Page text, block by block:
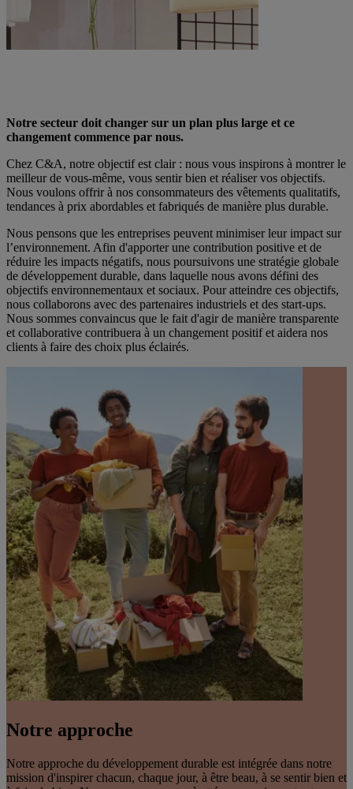
Notre secteur doit changer sur un plan plus large et ce
changement commence par nous.
Chez C&A, notre objectif est clair : nous vous inspirons à montrer le
meilleur de vous-même, vous sentir bien et réaliser vos objectifs.
Nous voulons offrir à nos consommateurs des vêtements qualitatifs,
tendances à prix abordables et fabriqués de manière plus durable.
Nous pensons que les entreprises peuvent minimiser leur impact sur
l’environnement. Afin d'apporter une contribution positive et de
réduire les impacts négatifs, nous poursuivons une stratégie globale
de développement durable, dans laquelle nous avons défini des
objectifs environnementaux et sociaux. Pour atteindre ces objectifs,
nous collaborons avec des partenaires industriels et des start-ups.
Nous sommes convaincus que le fait d'agir de manière transparente
et collaborative contribuera à un changement positif et aidera nos
clients à faire des choix plus éclairés.
Notre approche
Notre approche du développement durable est intégrée dans notre
mission d'inspirer chacun, chaque jour, à être beau, à se sentir bien et